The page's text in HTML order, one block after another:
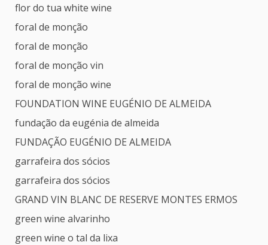
flor do tua white wine
foral de monção
foral de monção
foral de monção vin
foral de monção wine
FOUNDATION WINE EUGÉNIO DE ALMEIDA
fundação da eugénia de almeida
FUNDAÇÃO EUGÉNIO DE ALMEIDA
garrafeira dos sócios
garrafeira dos sócios
GRAND VIN BLANC DE RESERVE MONTES ERMOS
green wine alvarinho
green wine o tal da lixa